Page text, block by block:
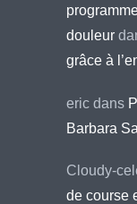
douleur
grâce à
eric dans
Barbara
Cloudy-
de course